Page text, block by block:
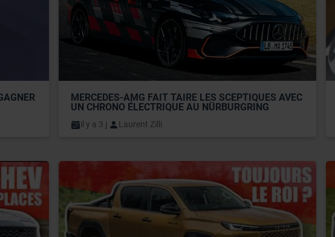
MERCEDES-AMG FAIT TAIRE LES SCEPTIQUES AVEC
UN CHRONO ÉLECTRIQUE AU NÜRBURGRING
il y a 3 j Laurent Zilli